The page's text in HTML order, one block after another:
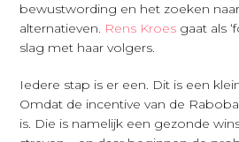
bewustwording en het zoeken
alternatieven. Rens Kroes gaat als
slag met haar volgers.
Iedere stap is er een. Dit is een
Omdat de incentive van de
is. Die is namelijk een gezonde